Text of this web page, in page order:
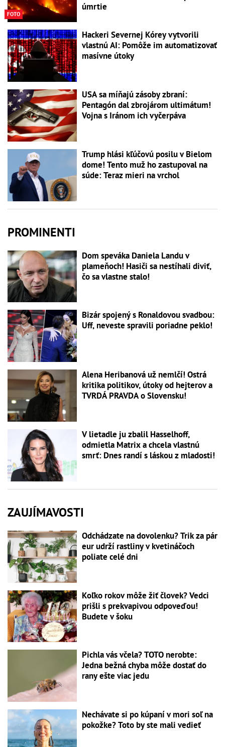
FOTO
úmrtie
Hackeri Severnej Kórey vytvorili
vlastnú AI: Pomôže im automatizovať
masívne útoky
USA sa míňajú zásoby zbraní:
Pentagón dal zbrojárom ultimátum!
Vojna s Iránom ich vyčerpáva
Trump hlási kľúčovú posilu v Bielom
dome! Tento muž ho zastupoval na
súde: Teraz mieri na vrchol
PROMINENTI
Dom speváka Daniela Landu v
plameňoch! Hasiči sa nestíhali diviť,
čo sa vlastne stalo!
Bizár spojený s Ronaldovou svadbou:
Uff, neveste spravili poriadne peklo!
Alena Heribanová už nemlčí! Ostrá
kritika politikov, útoky od hejterov a
TVRDÁ PRAVDA o Slovensku!
V lietadle ju zbalil Hasselhoff,
odmietla Matrix a chcela vlastnú
smrť: Dnes randí s láskou z mladosti!
ZAUJÍMAVOSTI
Odchádzate na dovolenku? Trik za pár
eur udrží rastliny v kvetináčoch
poliate celé dni
Koľko rokov môže žiť človek? Vedci
prišli s prekvapivou odpoveďou!
Budete v šoku
Pichla vás včela? TOTO nerobte:
Jedna bežná chyba môže dostať do
rany ešte viac jedu
Nechávate si po kúpaní v mori soľ na
pokožke? Toto by ste mali vedieť